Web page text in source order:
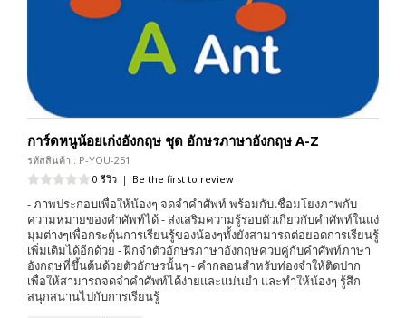
การ์ดหนูน้อยเก่งอังกฤษ ชุด อักษรภาษาอังกฤษ A-Z
รหัสสินค้า : P-YOU-251
0 รีวิว | Be the first to review
- ภาพประกอบเพื่อให้น้องๆ จดจำคำศัพท์ พร้อมกับเชื่อมโยงภาพกับ
ความหมายของคำศัพท์ได้ - ส่งเสริมความรู้รอบตัวเกี่ยวกับคำศัพท์ในแง่
มุมต่างๆเพื่อกระตุ้นการเรียนรู้ของน้องๆทั้งยังสามารถต่อยอดการเรียนรู้
เพิ่มเติมได้อีกด้วย - ฝึกจำตัวอักษรภาษาอังกฤษควบคู่กับคำศัพท์ภาษา
อังกฤษที่ขึ้นต้นด้วยตัวอักษรนั้นๆ - คำกลอนสำหรับท่องจำให้ติดปาก
เพื่อให้สามารถจดจำคำศัพท์ได้ง่ายและแม่นยำ และทำให้น้องๆ รู้สึก
สนุกสนานไปกับการเรียนรู้